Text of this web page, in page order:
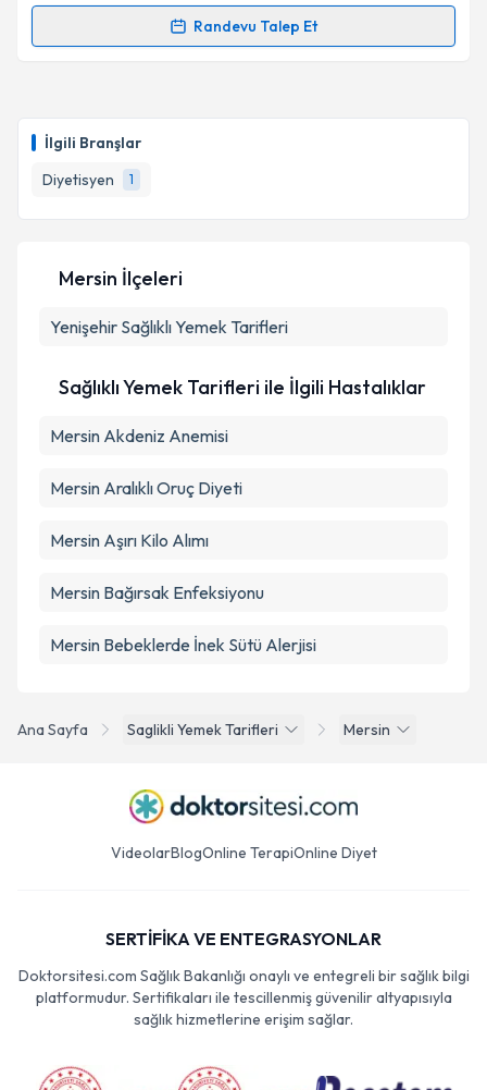
İlgili Branşlar
Diyetisyen
1
Randevu Talep Et
Randevu Takvimi Talebi
takvim hazırlandığında e-posta ile bilgilendireceğiz.
E-posta Adresiniz
Metni'ni okudum ve kişisel verilerimin belirtilen
Ana Sayfa Saglikli Yemek Tarifleri Mersin
Mersin İlçeleri
Yenişehir Sağlıklı Yemek Tarifleri
Sağlıklı Yemek Tarifleri ile İlgili Hastalıklar
Mersin Akdeniz Anemisi
Mersin Aralıklı Oruç Diyeti
Mersin Aşırı Kilo Alımı
Mersin Bağırsak Enfeksiyonu
Mersin Bebeklerde İnek Sütü Alerjisi
VideolarBlogOnline TerapiOnline Diyet
SERTİFİKA VE ENTEGRASYONLAR
Doktorsitesi.com Sağlık Bakanlığı onaylı ve entegreli bir sağlık bilgi
platformudur. Sertifikaları ile tescillenmiş güvenilir altyapısıyla
sağlık hizmetlerine erişim sağlar.